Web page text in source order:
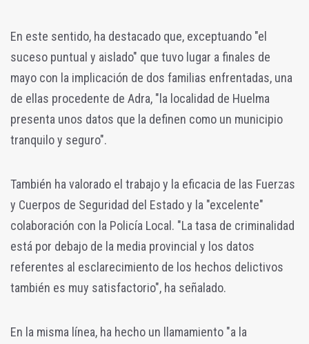
En este sentido, ha destacado que, exceptuando "el
suceso puntual y aislado" que tuvo lugar a finales de
mayo con la implicación de dos familias enfrentadas, una
de ellas procedente de Adra, "la localidad de Huelma
presenta unos datos que la definen como un municipio
tranquilo y seguro".
También ha valorado el trabajo y la eficacia de las Fuerzas
y Cuerpos de Seguridad del Estado y la "excelente"
colaboración con la Policía Local. "La tasa de criminalidad
está por debajo de la media provincial y los datos
referentes al esclarecimiento de los hechos delictivos
también es muy satisfactorio", ha señalado.
En la misma línea, ha hecho un llamamiento "a la